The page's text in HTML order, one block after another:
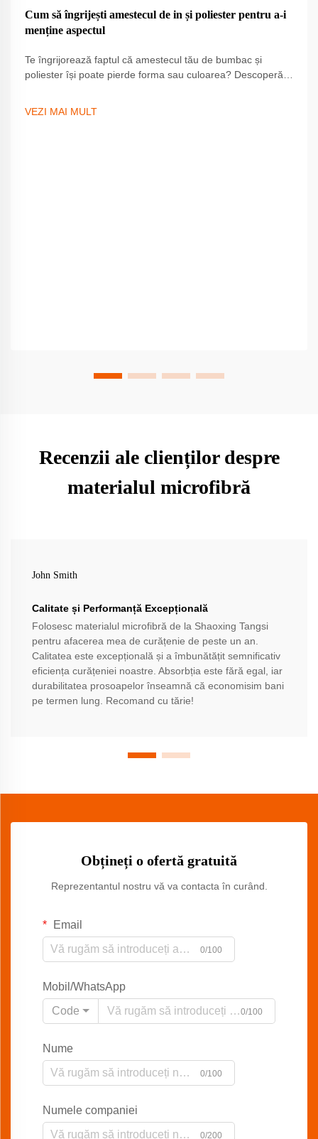
Cum să îngrijești amestecul de in și poliester pentru a-i
menține aspectul
Te îngrijorează faptul că amestecul tău de bumbac și
poliester își poate pierde forma sau culoarea? Descoperă 5
VEZI MAI MULT
Recenzii ale clienților despre
materialul microfibră
John Smith
Calitate și Performanță Excepțională
Folosesc materialul microfibră de la Shaoxing Tangsi
pentru afacerea mea de curățenie de peste un an.
Calitatea este excepțională și a îmbunătățit semnificativ
eficiența curățeniei noastre. Absorbția este fără egal, iar
durabilitatea prosoapelor înseamnă că economisim bani
pe termen lung. Recomand cu tărie!
Obțineți o ofertă gratuită
Reprezentantul nostru vă va contacta în curând.
Email
0/100
Mobil/WhatsApp
Code
0/100
Nume
0/100
Numele companiei
0/200